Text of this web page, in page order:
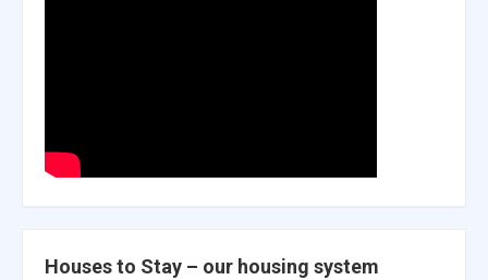
Houses to Stay – our housing system